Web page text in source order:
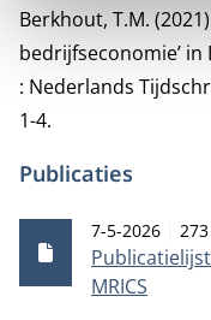
Berkhout, T.M.
bedrijfseconomie’ in
: Nederlands
1-4.
Publicaties
MRICS
7-5-2026